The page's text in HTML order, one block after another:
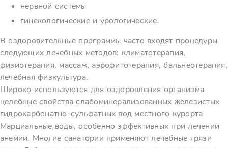
нервной системы
гинекологические и урологические.
В оздоровительные программы часто входят процедуры
следующих лечебных методов: климатотерапия,
физиотерапия, массаж, аэрофитотерапия, бальнеотерапия,
лечебная физкультура.
Широко используются для оздоровления организма
целебные свойства слабоминерализованных железистых
гидрокарбонатно-сульфатных вод местного курорта
Марциальные воды, особенно эффективных при лечении
анемии. Многие санатории применяют лечебные грязи